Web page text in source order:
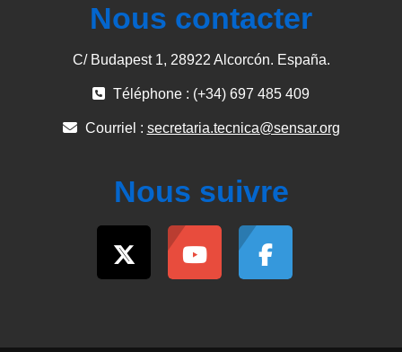
Nous contacter
C/ Budapest 1, 28922 Alcorcón. España.
Téléphone : (+34) 697 485 409
Courriel : secretaria.tecnica@sensar.org
Nous suivre